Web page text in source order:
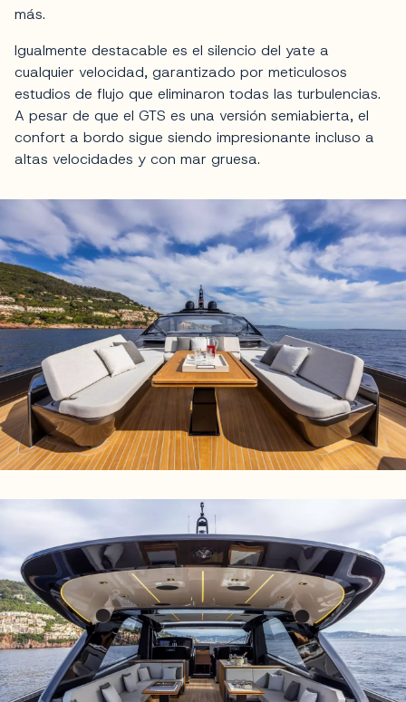
más.
Igualmente destacable es el silencio del yate a
cualquier velocidad, garantizado por meticulosos
estudios de flujo que eliminaron todas las turbulencias.
A pesar de que el GTS es una versión semiabierta, el
confort a bordo sigue siendo impresionante incluso a
altas velocidades y con mar gruesa.